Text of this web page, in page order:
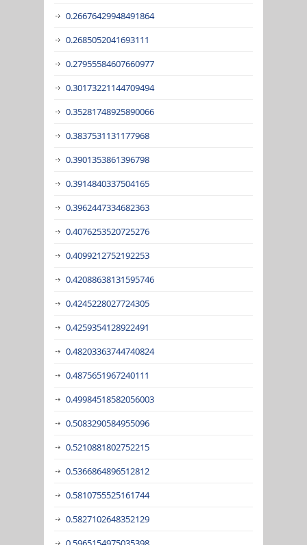
0.26676429948491864
0.2685052041693111
0.27955584607660977
0.30173221144709494
0.35281748925890066
0.3837531131177968
0.3901353861396798
0.3914840337504165
0.3962447334682363
0.4076253520725276
0.4099212752192253
0.42088638131595746
0.4245228027724305
0.4259354128922491
0.48203363744740824
0.4875651967240111
0.49984518582056003
0.5083290584955096
0.5210881802752215
0.5366864896512812
0.5810755525161744
0.5827102648352129